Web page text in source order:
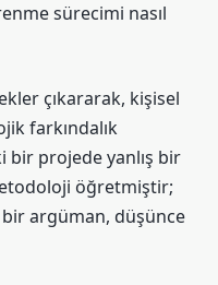
sürecimi nasıl
çıkararak, kişisel
farkındalık
bir projede yanlış bir
öğretmiştir;
bir argüman, düşünce